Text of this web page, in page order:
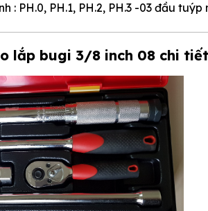
: PH.0, PH.1, PH.2, PH.3 -03 đầu tuýp
lắp bugi 3/8 inch 08 chi